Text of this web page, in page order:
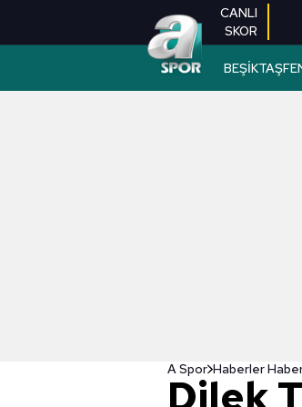
CANLI
SKOR
BEŞİKTAŞ
A Spor Haberler
Dilek